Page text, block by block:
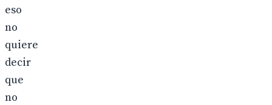
eso
no
quiere
decir
que
no